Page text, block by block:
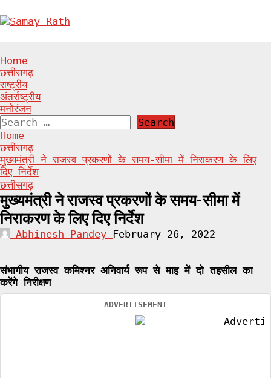
to
content
Primary
Menu
Home
छत्तीसगढ़
राष्ट्रीय
अंतर्राष्ट्रीय
मनोरंजन
Search
for:
Home
छत्तीसगढ़
​​​​​​​मुख्यमंत्री ने राजस्व प्रकरणों के समय-सीमा में निराकरण के लिए
दिए निर्देश
छत्तीसगढ़
​​​​​​​मुख्यमंत्री ने राजस्व प्रकरणों के समय-सीमा में
निराकरण के लिए दिए निर्देश
Abhinesh Pandey February 26, 2022
संभागीय राजस्व कमिश्नर अनिवार्य रूप से माह में दो तहसील का
करेंगे निरीक्षण
ADVERTISEMENT